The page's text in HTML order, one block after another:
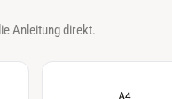
Anleitung direkt.